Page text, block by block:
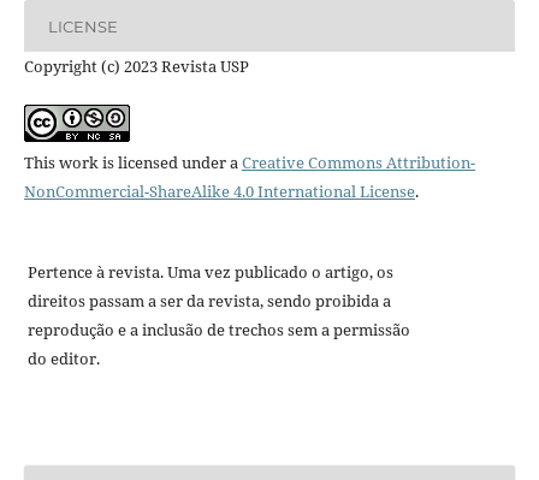
LICENSE
Copyright (c) 2023 Revista USP
This work is licensed under aCreative Commons Attribution-
NonCommercial-ShareAlike 4.0 International License.
Pertence à revista. Uma vez publicado o artigo, os
direitos passam a ser da revista, sendo proibida a
reprodução e a inclusão de trechos sem a permissão
do editor.